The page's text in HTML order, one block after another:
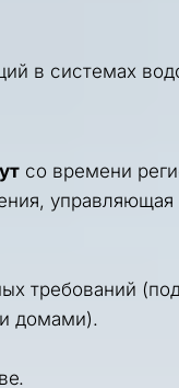
в системах
со времени
требований
домами).
.